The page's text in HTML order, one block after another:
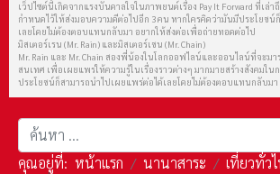
เว็ปไซต์นี้เกิดจากแรงบันดาลใจในภาพยนต์เรื่อง Pay It Forward ที่เล่า
กำหนดไว้ให้ส่งมอบความดีต่อไปอีก 3 คน หากใครคิดว่ามันมีประโยชน์
เลยโดยไม่ต้องตอบแทนกลับมา อยากให้ส่งต่อเพื่อถ่ายทอดต่อไป
มิสเตอร์เรน (Mr. Rain) และมิสเตอร์เชน (Mr. Chain)
Mr. Rain และ Mr. Chain สองพี่น้องในโลกออฟไลน์และออนไลน์ที่จะม
สนเทศ เพื่อเผยแพร่ให้ความรู้ในเรื่องราวต่างๆ มากมายสร้างสังคมใน
ประโยชน์ก็สามารถนำไปเผยแพร่ต่อได้เลยโดยไม่ต้องตอบแทนกลับมา
การค้นหา
คุณอยู่ที่: หน้าแรก นานาสาระ
เที่ยวทั่ว